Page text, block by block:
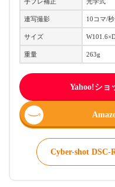
連写撮影 10コマ/秒
サイズ
重量 263g
Yahoo!ショ
Cyber-shot DSC-